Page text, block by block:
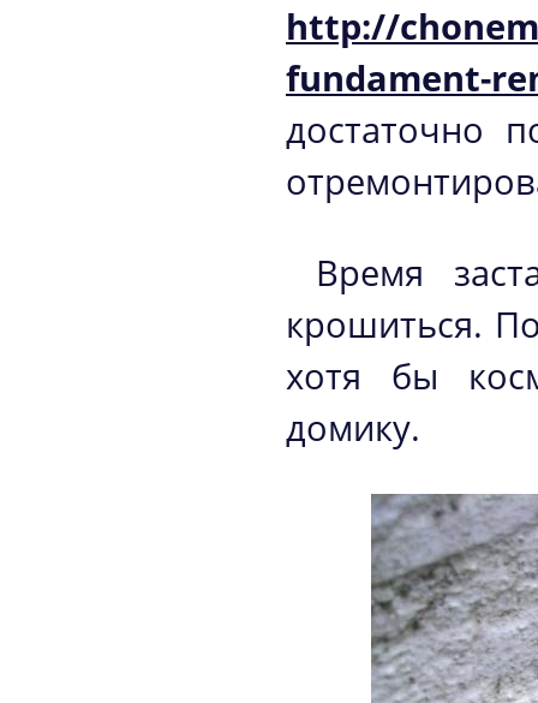
http://
fundament-
достаточно
Время
крошиться.
хотя бы
домику.